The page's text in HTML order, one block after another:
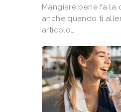
Mangiare bene fa la
anche quando ti
articolo…